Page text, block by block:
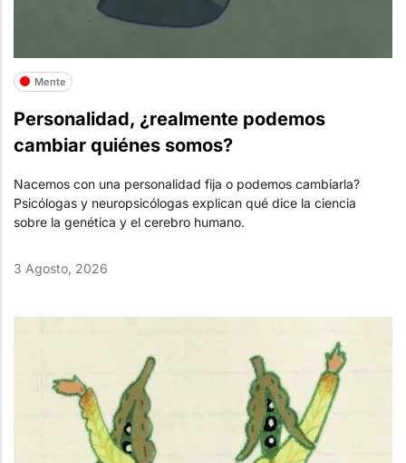
Mente
Personalidad, ¿realmente podemos
cambiar quiénes somos?
Nacemos con una personalidad fija o podemos cambiarla?
Psicólogas y neuropsicólogas explican qué dice la ciencia
sobre la genética y el cerebro humano.
3 Agosto, 2026